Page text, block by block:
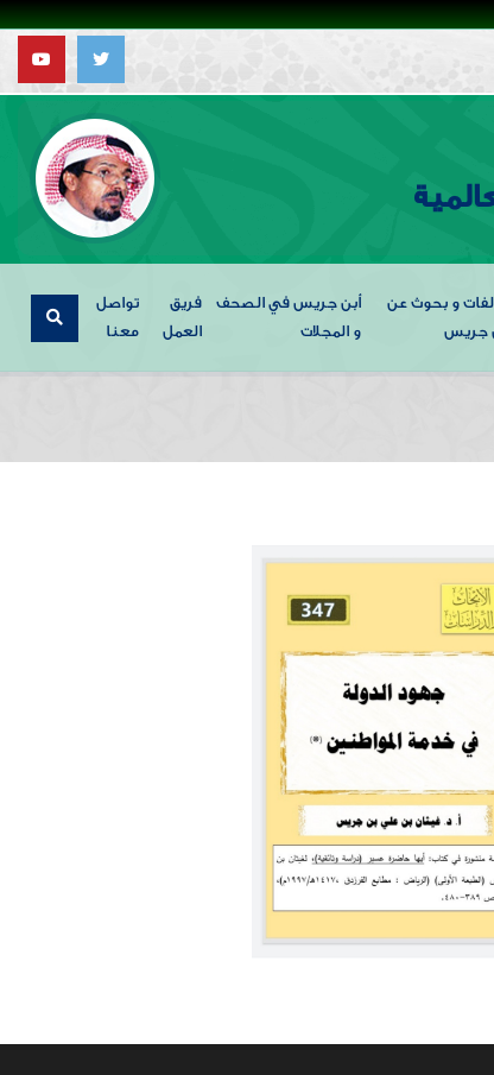
و بحوث عن
جريس
أبن جريس في الصحف
و المجلات
فريق
العمل
تواصل
معنا